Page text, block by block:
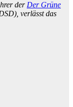
der Der Grüne
verlässt das